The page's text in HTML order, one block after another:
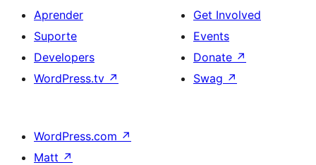
Aprender
Suporte
Developers
WordPress.tv ↗
Get Involved
Events
Donate ↗
Swag ↗
WordPress.com ↗
Matt ↗